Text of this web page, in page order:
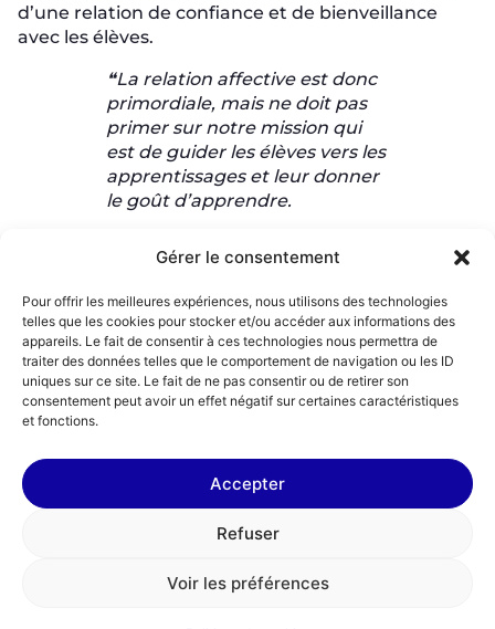
Gérer le consentement
Pour offrir les meilleures expériences, nous utilisons des technologies
telles que les cookies pour stocker et/ou accéder aux informations des
appareils. Le fait de consentir à ces technologies nous permettra de
traiter des données telles que le comportement de navigation ou les ID
uniques sur ce site. Le fait de ne pas consentir ou de retirer son
consentement peut avoir un effet négatif sur certaines caractéristiques
et fonctions.
Accepter
Refuser
Voir les préférences
d’une relation de confiance et de bienveillance
avec les élèves.
❝La relation affective est donc
primordiale, mais ne doit pas
primer sur notre mission qui
est de guider les élèves vers les
apprentissages et leur donner
le goût d’apprendre.
Être investi au sein de
l’équipe pédagogique.
Certes, le turnover des enseignants en REP est
très souvent une équipe jeune, énergique, et
engagée. L’intégration s’y fait facilement.
❝Les collèges REP regorgent
y a un vrai climat d’entraide et
de solidarité. C’est très